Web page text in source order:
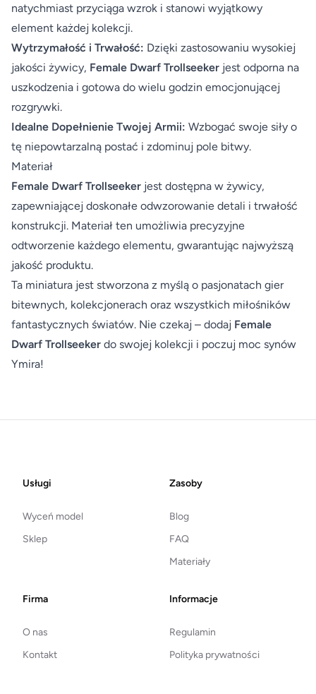
natychmiast przyciąga wzrok i stanowi wyjątkowy
element każdej kolekcji.
Wytrzymałość i Trwałość: Dzięki zastosowaniu wysokiej
jakości żywicy, Female Dwarf Trollseeker jest odporna na
uszkodzenia i gotowa do wielu godzin emocjonującej
rozgrywki.
Idealne Dopełnienie Twojej Armii: Wzbogać swoje siły o
tę niepowtarzalną postać i zdominuj pole bitwy.
Materiał
Female Dwarf Trollseeker jest dostępna w żywicy,
zapewniającej doskonałe odwzorowanie detali i trwałość
konstrukcji. Materiał ten umożliwia precyzyjne
odtworzenie każdego elementu, gwarantując najwyższą
jakość produktu.
Ta miniatura jest stworzona z myślą o pasjonatach gier
bitewnych, kolekcjonerach oraz wszystkich miłośników
fantastycznych światów. Nie czekaj – dodaj Female
Dwarf Trollseeker do swojej kolekcji i poczuj moc synów
Ymira!
FooterUsługi
Wyceń model
Sklep
Zasoby
Blog
FAQ
Materiały
Firma
O nas
Kontakt
Informacje
Regulamin
Polityka prywatności